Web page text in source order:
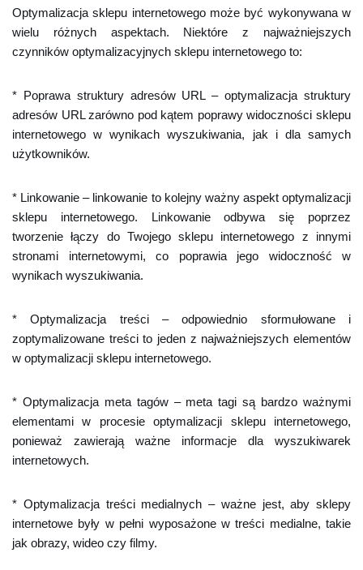
Optymalizacja sklepu internetowego może być wykonywana w
wielu różnych aspektach. Niektóre z najważniejszych
czynników optymalizacyjnych sklepu internetowego to:
* Poprawa struktury adresów URL – optymalizacja struktury
adresów URL zarówno pod kątem poprawy widoczności sklepu
internetowego w wynikach wyszukiwania, jak i dla samych
użytkowników.
* Linkowanie – linkowanie to kolejny ważny aspekt optymalizacji
sklepu internetowego. Linkowanie odbywa się poprzez
tworzenie łączy do Twojego sklepu internetowego z innymi
stronami internetowymi, co poprawia jego widoczność w
wynikach wyszukiwania.
* Optymalizacja treści – odpowiednio sformułowane i
zoptymalizowane treści to jeden z najważniejszych elementów
w optymalizacji sklepu internetowego.
* Optymalizacja meta tagów – meta tagi są bardzo ważnymi
elementami w procesie optymalizacji sklepu internetowego,
ponieważ zawierają ważne informacje dla wyszukiwarek
internetowych.
* Optymalizacja treści medialnych – ważne jest, aby sklepy
internetowe były w pełni wyposażone w treści medialne, takie
jak obrazy, wideo czy filmy.